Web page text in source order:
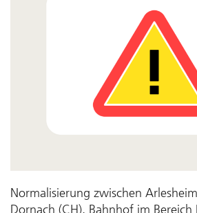
Normalisierung zwischen
Dornach (CH), Bahnhof im Bereich